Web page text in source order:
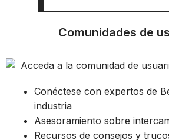
Comunidades de
Conéctese con expertos de
industria
Asesoramiento sobre
Recursos de consejos y